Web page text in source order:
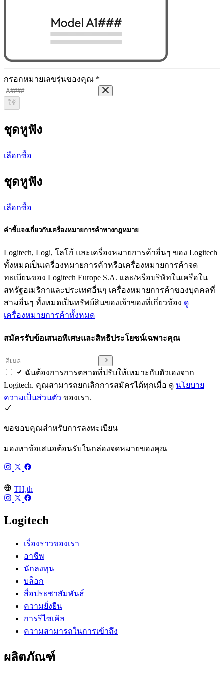
กรอกหมายเลขรุ่นของคุณ *
ใช้
ชุดหูฟัง
เลือกซื้อ
ชุดหูฟัง
เลือกซื้อ
คำชี้แจงเกี่ยวกับเครื่องหมายการค้าทางกฎหมาย
Logitech, Logi, โลโก้ และเครื่องหมายการค้าอื่นๆ ของ Logitech
ทั้งหมดเป็นเครื่องหมายการค้าหรือเครื่องหมายการค้าจด
ทะเบียนของ Logitech Europe S.A. และ/หรือบริษัทในเครือใน
สหรัฐอเมริกาและประเทศอื่นๆ เครื่องหมายการค้าของบุคคลที่
สามอื่นๆ ทั้งหมดเป็นทรัพย์สินของเจ้าของที่เกี่ยวข้อง ดู
เครื่องหมายการค้าทั้งหมด
สมัครรับข้อเสนอพิเศษและสิทธิประโยชน์เฉพาะคุณ
ฉันต้องการการตลาดที่ปรับให้เหมาะกับตัวเองจาก
Logitech. คุณสามารถยกเลิกการสมัครได้ทุกเมื่อ ดู นโยบาย
ความเป็นส่วนตัว ของเรา.
ขอขอบคุณสำหรับการลงทะเบียน
มองหาข้อเสนอต้อนรับในกล่องจดหมายของคุณ
TH,th
Logitech
เรื่องราวของเรา
อาชีพ
นักลงทุน
บล็อก
สื่อประชาสัมพันธ์
ความยั่งยืน
การรีไซเคิล
ความสามารถในการเข้าถึง
ผลิตภัณฑ์